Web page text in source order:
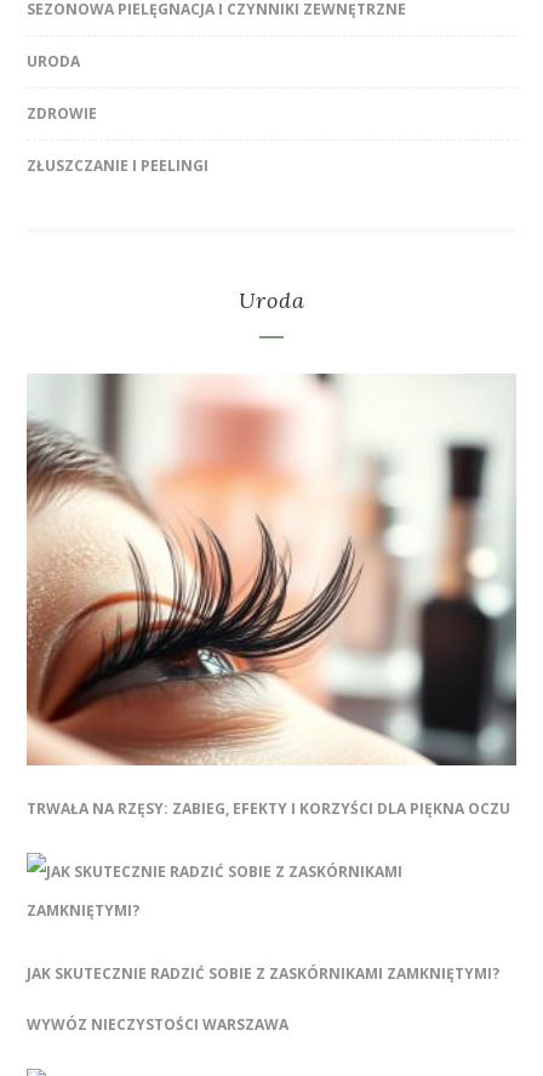
SEZONOWA PIELĘGNACJA I CZYNNIKI ZEWNĘTRZNE
URODA
ZDROWIE
ZŁUSZCZANIE I PEELINGI
Uroda
TRWAŁA NA RZĘSY: ZABIEG, EFEKTY I KORZYŚCI DLA PIĘKNA OCZU
JAK SKUTECZNIE RADZIĆ SOBIE Z ZASKÓRNIKAMI ZAMKNIĘTYMI?
WYWÓZ NIECZYSTOŚCI WARSZAWA